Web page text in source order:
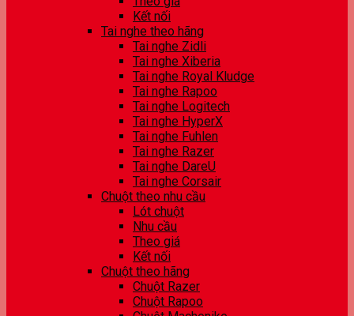
Kết nối
Tai nghe theo hãng
Tai nghe Zidli
Tai nghe Xiberia
Tai nghe Royal Kludge
Tai nghe Rapoo
Tai nghe Logitech
Tai nghe HyperX
Tai nghe Fuhlen
Tai nghe Razer
Tai nghe DareU
Tai nghe Corsair
Chuột theo nhu cầu
Lót chuột
Nhu cầu
Theo giá
Kết nối
Chuột theo hãng
Chuột Razer
Chuột Rapoo